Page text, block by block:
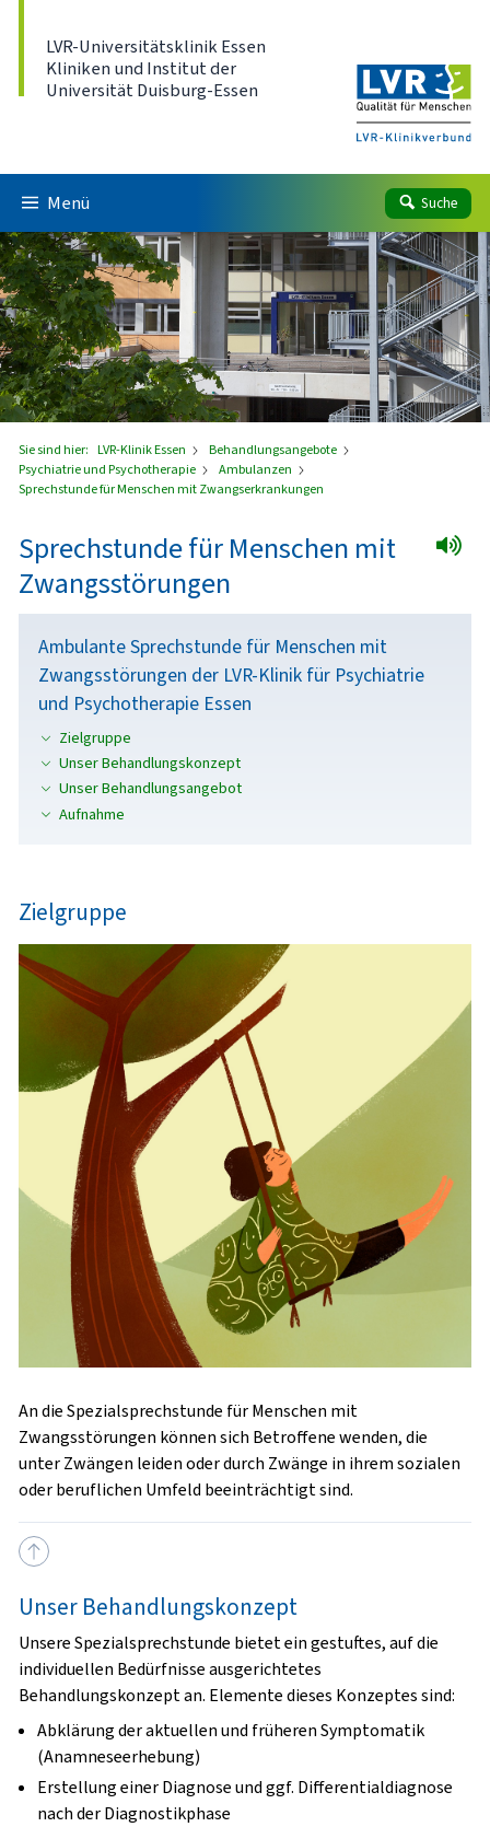
LVR-Universitätsklinik Essen
Kliniken und Institut der
Universität Duisburg-Essen
Menü Suche
Sie sind hier: LVR-Klinik Essen
Behandlungsangebote
Psychiatrie und Psychotherapie
Ambulanzen
Sprechstunde für Menschen mit Zwangserkrankungen
Sprechstunde für Menschen mit
Zwangsstörungen
Ambulante Sprechstunde für Menschen mit
Zwangsstörungen der LVR-Klinik für Psychiatrie
und Psychotherapie Essen
Zielgruppe
Unser Behandlungskonzept
Unser Behandlungsangebot
Aufnahme
Zielgruppe
An die Spezialsprechstunde für Menschen mit
Zwangsstörungen können sich Betroffene wenden, die
unter Zwängen leiden oder durch Zwänge in ihrem sozialen
oder beruflichen Umfeld beeinträchtigt sind.
Unser Behandlungskonzept
Unsere Spezialsprechstunde bietet ein gestuftes, auf die
individuellen Bedürfnisse ausgerichtetes
Behandlungskonzept an. Elemente dieses Konzeptes sind:
Abklärung der aktuellen und früheren Symptomatik
(Anamneseerhebung)
Erstellung einer Diagnose und ggf. Differentialdiagnose
nach der Diagnostikphase